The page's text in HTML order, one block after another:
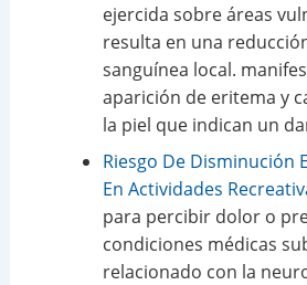
ejercida sobre áreas
resulta en una
sanguínea local.
aparición de eritema y
la piel que indican un
Riesgo De Disminución
En Actividades
para percibir dolor o
condiciones médicas
relacionado con la